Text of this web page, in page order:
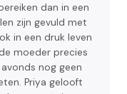
dan in een
zijn gevuld met
in een druk leven
moeder precies
nog geen
Priya gelooft